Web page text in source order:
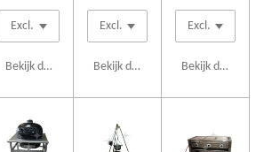
Bekijk details Bekijk details Bekijk details